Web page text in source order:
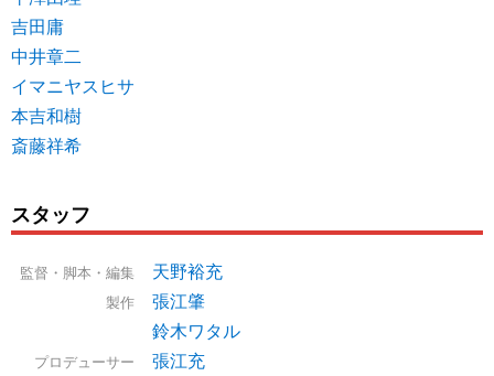
吉田庸
中井章二
イマニヤスヒサ
本吉和樹
斎藤祥希
スタッフ
監督・脚本・編集 天野裕充
製作
張江肇
鈴木ワタル
プロデューサー
張江充